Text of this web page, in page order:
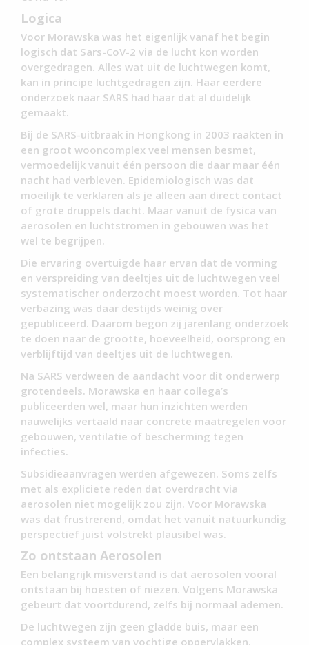
Logica
Voor Morawska was het eigenlijk vanaf het begin
logisch dat Sars-CoV-2 via de lucht kon worden
overgedragen. Alles wat uit de luchtwegen komt,
kan in principe luchtgedragen zijn. Haar eerdere
onderzoek naar SARS had haar dat al duidelijk
gemaakt.
Bij de SARS-uitbraak in Hongkong in 2003 raakten in
een groot wooncomplex veel mensen besmet,
vermoedelijk vanuit één persoon die daar maar één
nacht had verbleven. Epidemiologisch was dat
moeilijk te verklaren als je alleen aan direct contact
of grote druppels dacht. Maar vanuit de fysica van
aerosolen en luchtstromen in gebouwen was het
wel te begrijpen.
Die ervaring overtuigde haar ervan dat de vorming
en verspreiding van deeltjes uit de luchtwegen veel
systematischer onderzocht moest worden. Tot haar
verbazing was daar destijds weinig over
gepubliceerd. Daarom begon zij jarenlang onderzoek
te doen naar de grootte, hoeveelheid, oorsprong en
verblijftijd van deeltjes uit de luchtwegen.
Na SARS verdween de aandacht voor dit onderwerp
grotendeels. Morawska en haar collega’s
publiceerden wel, maar hun inzichten werden
nauwelijks vertaald naar concrete maatregelen voor
gebouwen, ventilatie of bescherming tegen
infecties.
Subsidieaanvragen werden afgewezen. Soms zelfs
met als expliciete reden dat overdracht via
aerosolen niet mogelijk zou zijn. Voor Morawska
was dat frustrerend, omdat het vanuit natuurkundig
perspectief juist volstrekt plausibel was.
Zo ontstaan Aerosolen
Een belangrijk misverstand is dat aerosolen vooral
ontstaan bij hoesten of niezen. Volgens Morawska
gebeurt dat voortdurend, zelfs bij normaal ademen.
De luchtwegen zijn geen gladde buis, maar een
complex systeem van vochtige oppervlakken,